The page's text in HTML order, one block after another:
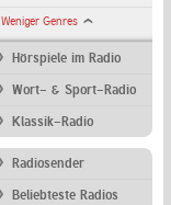
Weniger Genres
Hörspiele im Radio
Wort- & Sport-Radio
Klassik-Radio
Radiosender
Beliebteste Radios